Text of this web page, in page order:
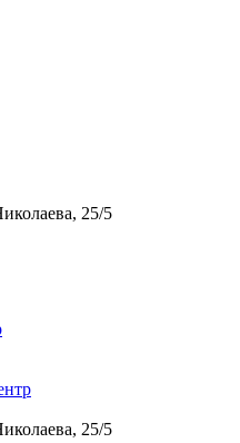
25/5
25/5